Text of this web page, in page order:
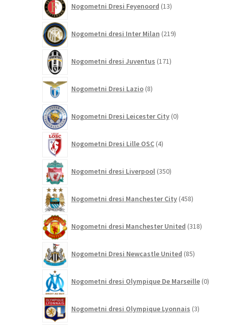
Nogometni Dresi Feyenoord 13izdelkov
Nogometni dresi Inter Milan 219izdelkov
Nogometni dresi Juventus 171izdelkov
Nogometni Dresi Lazio 8izdelkov
Nogometni Dresi Leicester City 0izdelkov
Nogometni Dresi Lille OSC 4izdelki
Nogometni dresi Liverpool 350izdelkov
Nogometni dresi Manchester City 458izdelkov
Nogometni dresi Manchester United 318izdelkov
Nogometni Dresi Newcastle United 85izdelkov
Nogometni dresi Olympique De Marseille 0
Nogometni dresi Olympique Lyonnais 3izdelki